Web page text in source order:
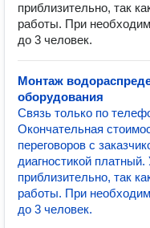
приблизительно, так
работы. При
до 3 человек.
Монтаж
оборудования
Связь только по
Окончательная
переговоров с
диагностикой
приблизительно, так
работы. При
до 3 человек.